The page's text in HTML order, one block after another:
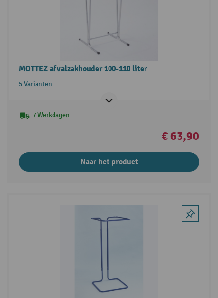
MOTTEZ afvalzakhouder 100-110 liter
5 Varianten
7 Werkdagen
€ 63,90
Naar het product